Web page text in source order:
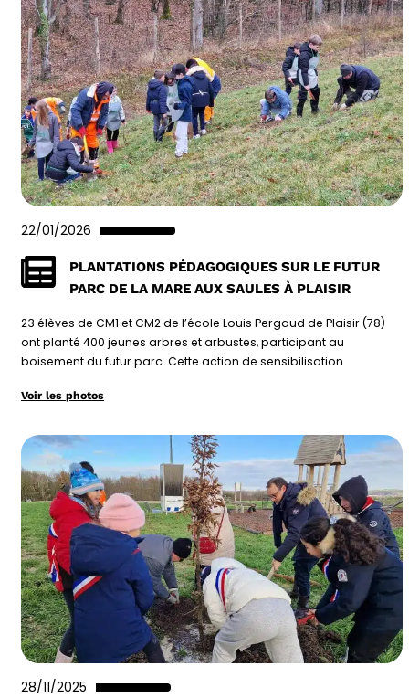
22/01/2026
PLANTATIONS PÉDAGOGIQUES SUR LE FUTUR
PARC DE LA MARE AUX SAULES À PLAISIR
23 élèves de CM1 et CM2 de l’école Louis Pergaud de Plaisir (78)
ont planté 400 jeunes arbres et arbustes, participant au
boisement du futur parc. Cette action de sensibilisation
Voir les photos
28/11/2025